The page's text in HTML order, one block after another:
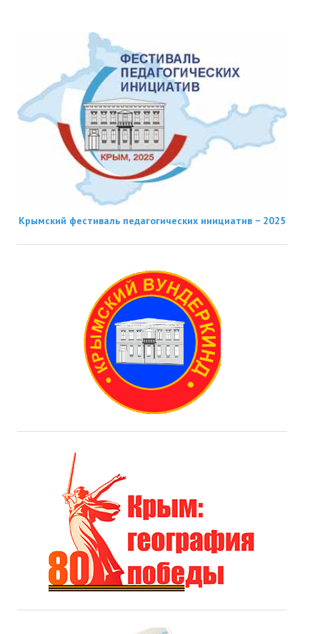
Крымский фестиваль педагогических инициатив − 2025